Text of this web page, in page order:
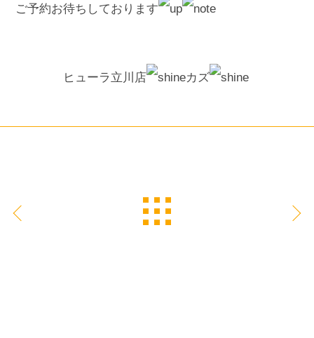
ご予約お待ちしております
ヒューラ立川店 カズ